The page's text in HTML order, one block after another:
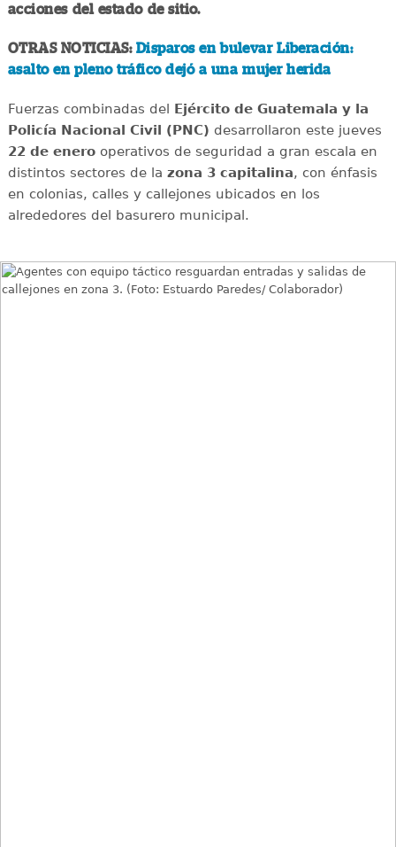
acciones del estado de sitio.
OTRAS NOTICIAS: Disparos en bulevar Liberación:
asalto en pleno tráfico dejó a una mujer herida
Fuerzas combinadas del Ejército de Guatemala y la
Policía Nacional Civil (PNC) desarrollaron este jueves
22 de enerooperativos de seguridad a gran escala en
distintos sectores de la zona 3 capitalina, con énfasis
en colonias, calles y callejones ubicados en los
alrededores del basurero municipal.